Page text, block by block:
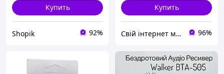
Купить
Shopik 92%
Купить
Свій інтернет магазин 96%